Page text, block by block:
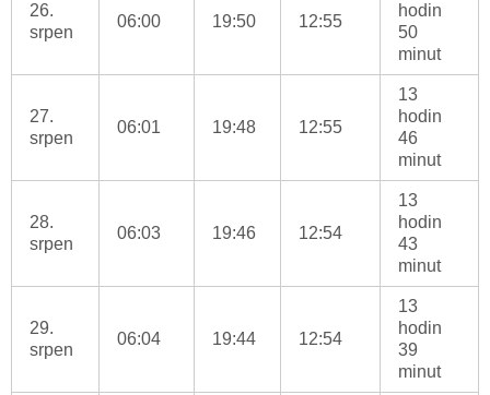
26.
srpen
06:00 19:50 12:55
hodin
50
minut
27.
srpen
06:01 19:48 12:55
13
hodin
46
minut
28.
srpen
06:03 19:46 12:54
13
hodin
43
minut
29.
srpen
06:04 19:44 12:54
13
hodin
39
minut